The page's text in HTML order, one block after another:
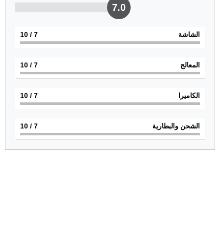
7.0
الشاشة 7
/ 10
المعالج 7
/ 10
الكاميرا 7
/ 10
الشحن والبطارية 7
/ 10